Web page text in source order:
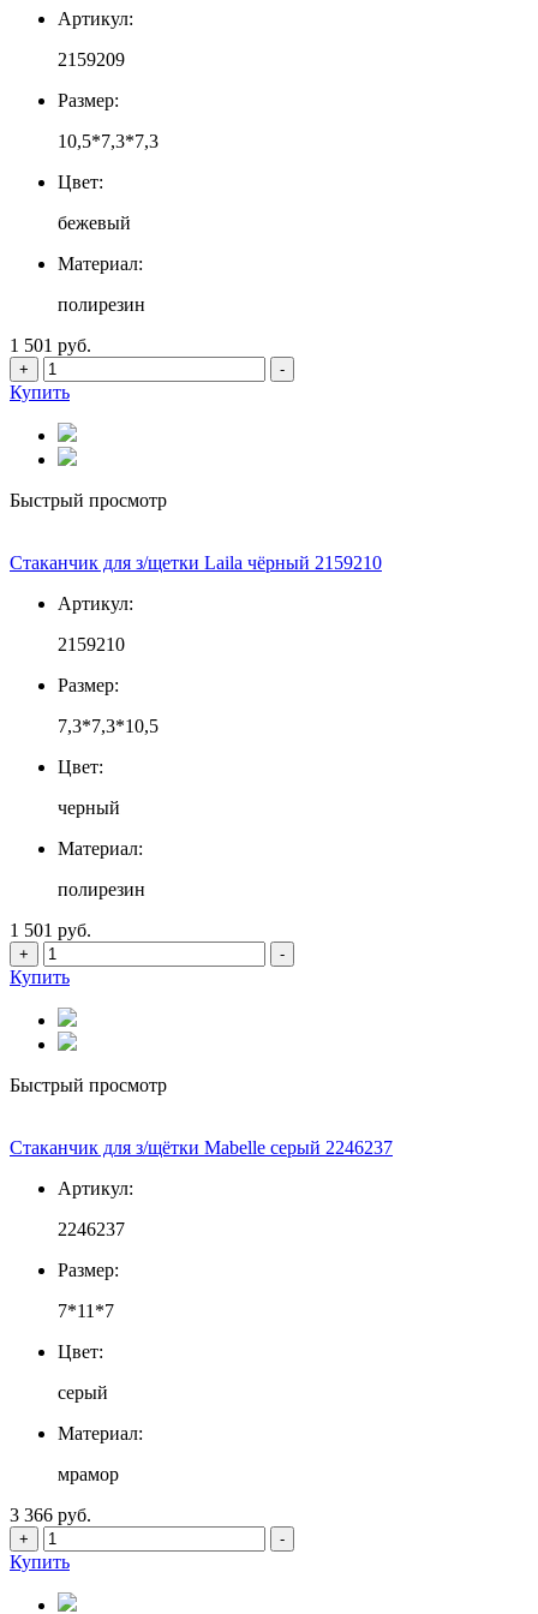
Артикул:
2159209
Размер:
10,5*7,3*7,3
Цвет:
бежевый
Материал:
полирезин
1 501 руб.
+ -
Купить
Быстрый просмотр
Стаканчик для з/щетки Laila чёрный 2159210
Артикул:
2159210
Размер:
7,3*7,3*10,5
Цвет:
черный
Материал:
полирезин
1 501 руб.
+ -
Купить
Быстрый просмотр
Стаканчик для з/щётки Mabelle серый 2246237
Артикул:
2246237
Размер:
7*11*7
Цвет:
серый
Материал:
мрамор
3 366 руб.
+ -
Купить